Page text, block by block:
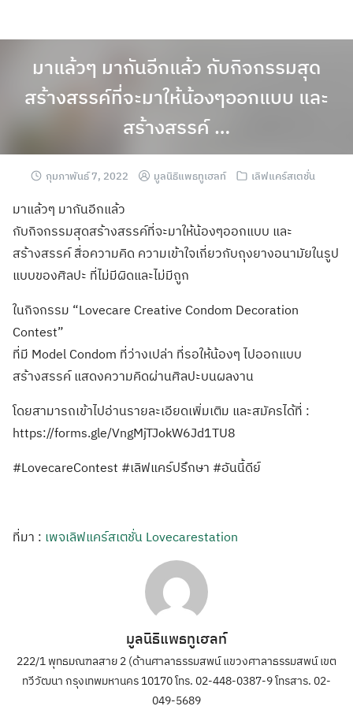
มาแล้วๆ มากันอีกแล้ว กับกิจกรรมสุด
สร้างสรรค์ที่จะมาให้น้องๆออกแบบ และ
สร้างสรรค์ …
กุมภาพันธ์ 7, 2022 มูลนิธิแพธทูเฮลท์ เลิฟแคร์สเตชั่น
มาแล้วๆ มากันอีกแล้ว
กับกิจกรรมสุดสร้างสรรค์ที่จะมาให้น้องๆออกแบบ และ
สร้างสรรค์ สื่อความคิด ความเข้าใจเกี่ยวกับถุงยางอนามัยในรูป
แบบของศิลปะ ที่ไม่มีผิดและไม่มีถูก
ในกิจกรรม “Lovecare Creative Condom Decoration
Contest”
ที่มี Model Condom ที่ว่างเปล่า ที่รอให้น้องๆ ไปออกแบบ
สร้างสรรค์ แสดงความคิดผ่านศิลปะบนผลงาน
โดยสามารถเข้าไปอ่านรายละเอียดเพิ่มเติม และสมัครได้ที่ :
https://forms.gle/VngMjTJokW6Jd1TU8
#LovecareContest #เลิฟแคร์ปรึกษา #อันนี้ดีย์
ที่มา : เพจเลิฟแคร์สเตชั่น Lovecarestation
มูลนิธิแพธทูเฮลท์
222/1 พุทธมณฑลสาย 2 (ด้านศาลาธรรมสพน์ แขวงศาลาธรรมสพน์ เขต
ทวีวัฒนา กรุงเทพมหานคร 10170 โทร. 02-448-0387-9 โทรสาร. 02-
049-5689